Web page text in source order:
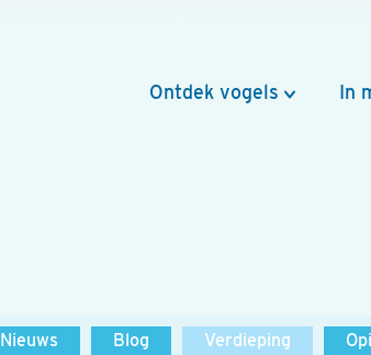
Ontdek vogels In
Nieuws Blog Verdieping